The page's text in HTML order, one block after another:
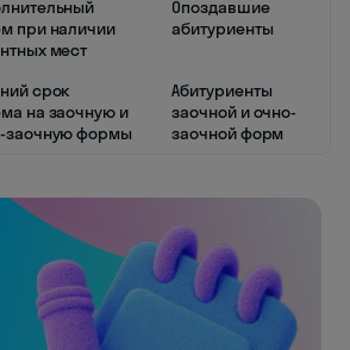
при наличии
мест
Опоздавшие
абитуриенты
срок
на заочную и
заочную формы
Абитуриенты
заочной и очно-
заочной форм